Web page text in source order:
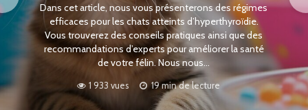
Dans cet article, nous vous présenterons des régimes
efficaces pour les chats atteints d’hyperthyroïdie.
Vous trouverez des conseils pratiques ainsi que des
recommandations d’experts pour améliorer la santé
de votre félin. Nous nous...
1 933 vues 19 min de lecture